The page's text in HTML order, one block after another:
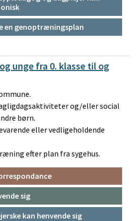
en genoptræningsplan
unge fra 0. klasse til og
og/eller social
børn.
eller vedligeholdende
efter plan fra sygehus.
sig
kan henvende sig